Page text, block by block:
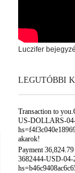
Luczifer
LEGUTÓBBI
Transaction to
US-DOLLARS-
akarok!
Payment
3682444-USD-04-